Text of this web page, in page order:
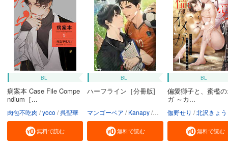
BL
病案本 Case File Compe
ndium［...
肉包不吃肉 yoco 呉聖華
無料で読む
BL
ハーフライン［分冊版]
マンゴーベア Kanapy 加藤智子
無料で読む
BL
偏愛獅子と、蜜檻
ガ ～カ...
伽野せり 北沢きょう
無料で読む